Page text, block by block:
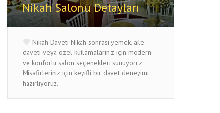
Nikah Salonu Detayları
Nikah Daveti Nikah sonrası yemek, aile
daveti veya özel kutlamalarınız için modern
ve konforlu salon seçenekleri sunuyoruz.
Misafirleriniz için keyifli bir davet deneyimi
hazırlıyoruz.